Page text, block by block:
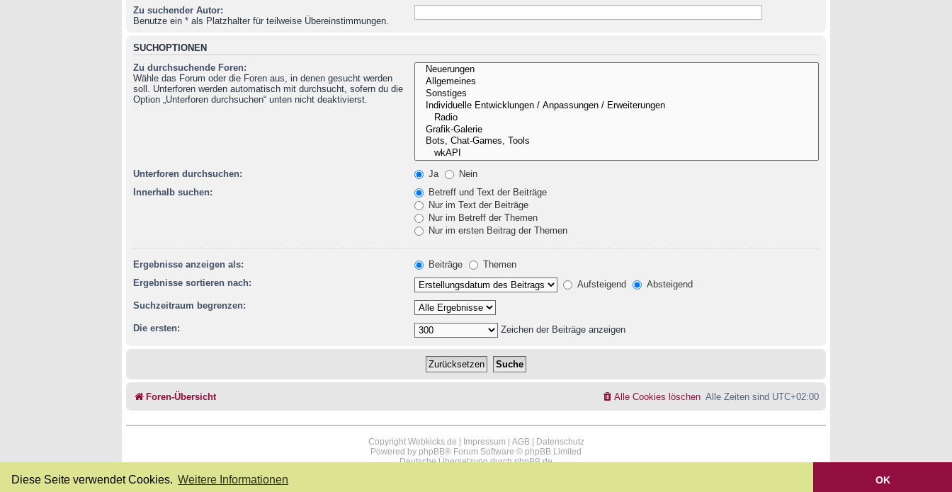
Diese Seite verwendet Cookies. Weitere Informationen OK
Zu suchender Autor:
Benutze ein * als Platzhalter für teilweise Übereinstimmungen.
SUCHOPTIONEN
Zu durchsuchende Foren:
Wähle das Forum oder die Foren aus, in denen gesucht werden
soll. Unterforen werden automatisch mit durchsucht, sofern du die
Option „Unterforen durchsuchen“ unten nicht deaktivierst.
Unterforen durchsuchen: Ja
Nein
Innerhalb suchen:
Betreff und Text der Beiträge
Nur im Text der Beiträge
Nur im Betreff der Themen
Nur im ersten Beitrag der Themen
Ergebnisse anzeigen als: Beiträge
Themen
Ergebnisse sortieren nach:
Aufsteigend Absteigend
Suchzeitraum begrenzen:
Die ersten: Zeichen der Beiträge anzeigen
Foren-Übersicht Alle Zeiten sind UTC+02:00
Alle Cookies löschen
Copyright Webkicks.de | Impressum AGB|
Datenschutz
Powered by phpBB® Forum Software © phpBB Limited
Deutsche Übersetzung durchphpBB.de